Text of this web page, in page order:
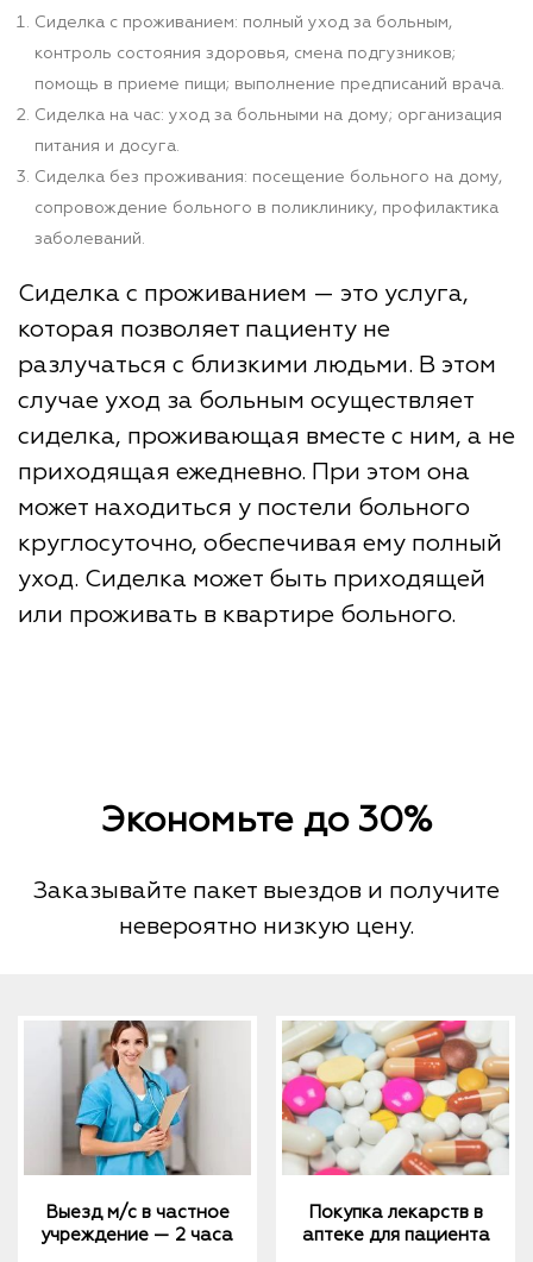
Сиделка с проживанием: полный уход за больным,
контроль состояния здоровья, смена подгузников;
помощь в приеме пищи; выполнение предписаний врача.
Сиделка на час: уход за больными на дому; организация
питания и досуга.
Сиделка без проживания: посещение больного на дому,
сопровождение больного в поликлинику, профилактика
заболеваний.
Сиделка с проживанием — это услуга,
которая позволяет пациенту не
разлучаться с близкими людьми. В этом
случае уход за больным осуществляет
сиделка, проживающая вместе с ним, а не
приходящая ежедневно. При этом она
может находиться у постели больного
круглосуточно, обеспечивая ему полный
уход. Сиделка может быть приходящей
или проживать в квартире больного.
Экономьте до 30%
Заказывайте пакет выездов и получите
невероятно низкую цену.
Выезд м/с в частное
учреждение — 2 часа
Покупка лекарств в
аптеке для пациента